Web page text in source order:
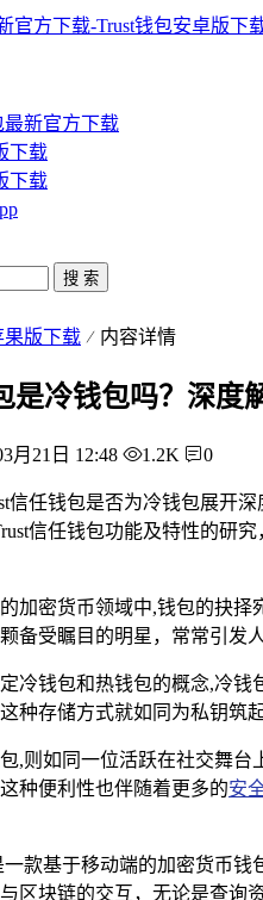
最新官方下载
下载
下载
搜 索
果版下载 内容详情
是冷钱包吗？深度
月21日 12:48 1.2K 0
信任钱包是否为冷钱包展开
信任钱包功能及特性的研
加密货币领域中,钱包的抉
备受瞩目的明星，常常引发
冷钱包和热钱包的概念,冷
种存储方式就如同为私钥筑
,则如同一位活跃在社交舞
种便利性也伴随着更多的安
一款基于移动端的加密货币
区块链的交互，无论是查询